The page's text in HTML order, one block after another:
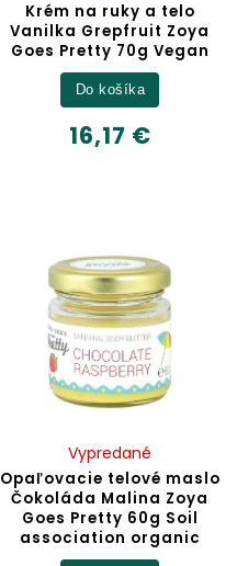
Krém na ruky a telo
Vanilka Grepfruit Zoya
Goes Pretty 70g Vegan
16,17 €
Do košíka
Opaľovacie telové maslo
Čokoláda Malina Zoya
Goes Pretty 60g Soil
association organic
Vypredané